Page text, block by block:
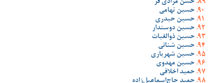
حسن مرادی فر
حسین تهامی
حسین حیدری
حسین دوستدار
حسین ذوالغیاث
حسین شنانی
حسین شهریاری
حسین مهدوی
حمید اخلاقی
حمید حاج‌اسماعیل‌زاده